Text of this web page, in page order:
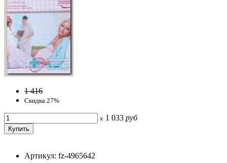
1 416
Скидка 27%
x 1 033 руб
Артикул: fz-4965642